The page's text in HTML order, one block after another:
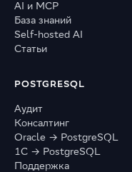
AI и MCP
База знаний
Self-hosted AI
Статьи
POSTGRESQL
Аудит
Консалтинг
Oracle → PostgreSQL
1С → PostgreSQL
Поддержка